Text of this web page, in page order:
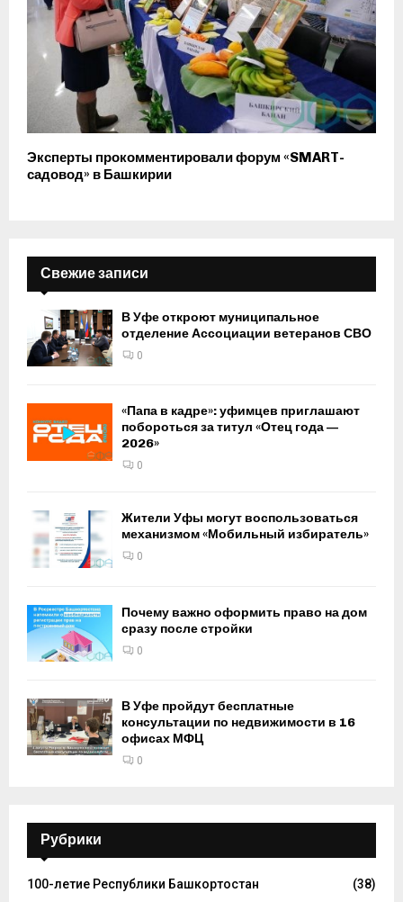
Эксперты прокомментировали форум «SMART-
садовод» в Башкирии
Свежие записи
В Уфе откроют муниципальное
отделение Ассоциации ветеранов СВО
0
«Папа в кадре»: уфимцев приглашают
побороться за титул «Отец года —
2026»
0
Жители Уфы могут воспользоваться
механизмом «Мобильный избиратель»
0
Почему важно оформить право на дом
сразу после стройки
0
В Уфе пройдут бесплатные
консультации по недвижимости в 16
офисах МФЦ
0
Рубрики
100-летие Республики Башкортостан
(38)